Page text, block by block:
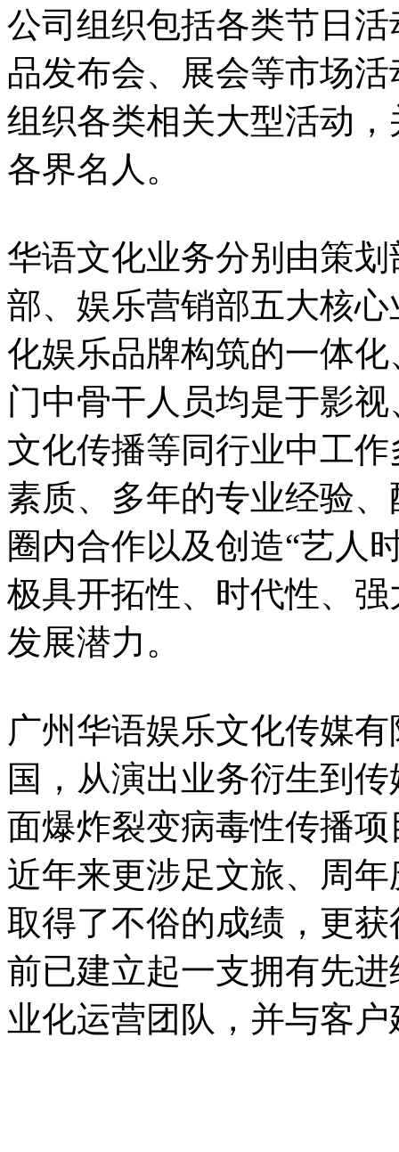
公司组织包括各类节日
品发布会、展会等市场
组织各类相关大型活动
各界名人。
华语文化业务分别由策
部、娱乐营销部五大核
化娱乐品牌构筑的一体
门中骨干人员均是于影
文化传播等同行业中工
素质、多年的专业经验
圈内合作以及创造“艺人
极具开拓性、时代性、
发展潜力。
广州华语娱乐文化传媒
国，从演出业务衍生到
面爆炸裂变病毒性传播
近年来更涉足文旅、周
取得了不俗的成绩，更
前已建立起一支拥有先
业化运营团队，并与客